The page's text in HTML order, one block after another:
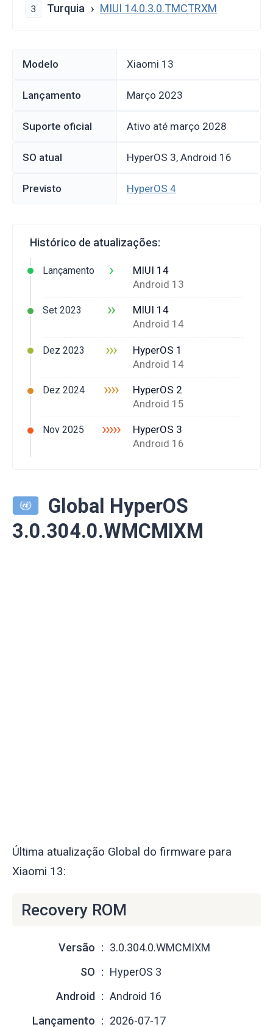
3 Turquia MIUI 14.0.3.0.TMCTRXM
Modelo Xiaomi 13
Lançamento março 2023
Suporte oficial Ativo até março 2028
SO atual HyperOS 3, Android 16
Previsto HyperOS 4
Histórico de atualizações:
Lançamento ›
MIUI 14
Android 13
Set 2023 ››
MIUI 14
Android 14
Dez 2023 ›››
HyperOS 1
Android 14
Dez 2024 ››››
HyperOS 2
Android 15
Nov 2025 ›››››
HyperOS 3
Android 16
Global HyperOS
3.0.304.0.WMCMIXM
Última atualização Global do firmware para
Xiaomi 13:
Recovery ROM
Versão
3.0.304.0.WMCMIXM
SO
HyperOS 3
Android
Android 16
Lançamento
2026-07-17